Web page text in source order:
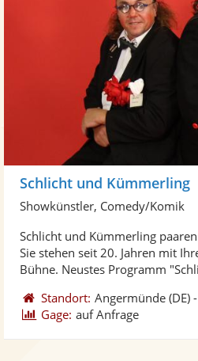
Schlicht und Kümmerling
Showkünstler, Comedy/Komik
Schlicht und Kümmerling
Sie stehen seit 20. Jahren mit
Bühne. Neustes Programm
Standort: Angermünde (DE) -
Gage: auf Anfrage